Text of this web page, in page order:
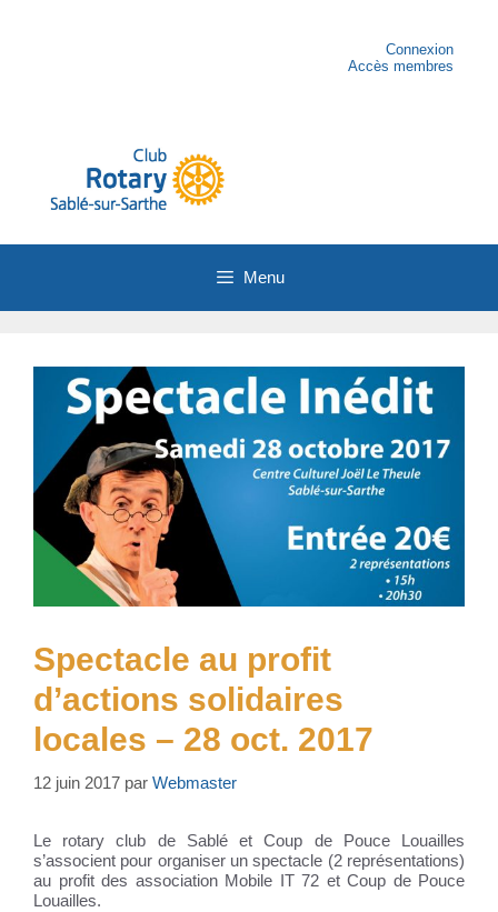
Connexion
Accès membres
Menu
Spectacle au profit
d’actions solidaires
locales – 28 oct. 2017
12 juin 2017 par Webmaster
Le rotary club de Sablé et Coup de Pouce Louailles
s’associent pour organiser un spectacle (2 représentations)
au profit des association Mobile IT 72 et Coup de Pouce
Louailles.